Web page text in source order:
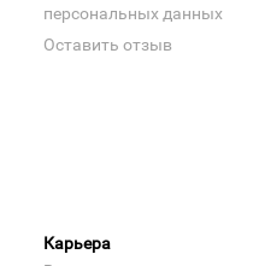
персональных данных
Оставить отзыв
Карьера